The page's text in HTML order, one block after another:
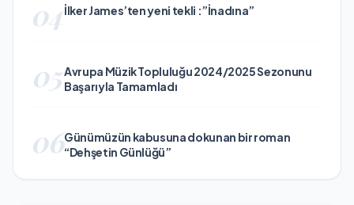
04İlker James’ten yeni tekli :”İnadına”
05Avrupa Müzik Topluluğu 2024/2025 Sezonunu
Başarıyla Tamamladı
06Günümüzün kabusuna dokunan bir roman
“Dehşetin Günlüğü”